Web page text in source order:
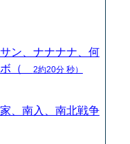
ン、ナナナナ、何
ボ（
2約20分 秒）
、南入、南北戦争